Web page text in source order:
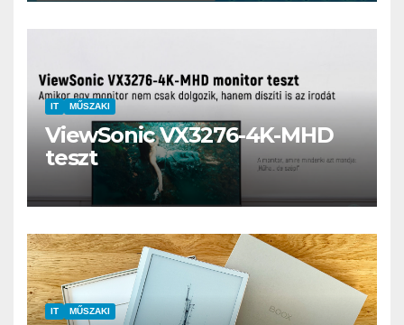
IT MŰSZAKI
ViewSonic VX3276-4K-MHD
teszt
IT MŰSZAKI